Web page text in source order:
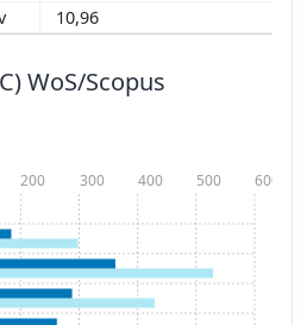
10,96
WoS/Scopus
200 300 400 500 600